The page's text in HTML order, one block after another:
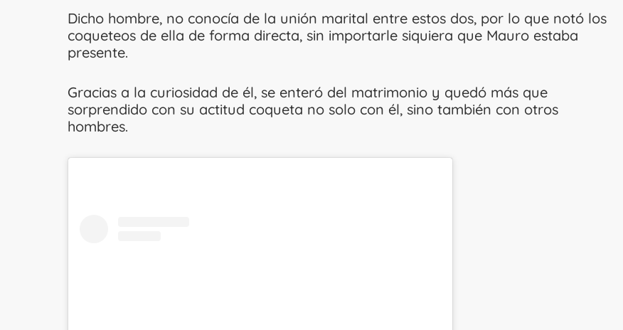
Dicho hombre, no conocía de la unión marital entre estos dos, por lo que notó los
coqueteos de ella de forma directa, sin importarle siquiera que Mauro estaba
presente.
Gracias a la curiosidad de él, se enteró del matrimonio y quedó más que
sorprendido con su actitud coqueta no solo con él, sino también con otros
hombres.